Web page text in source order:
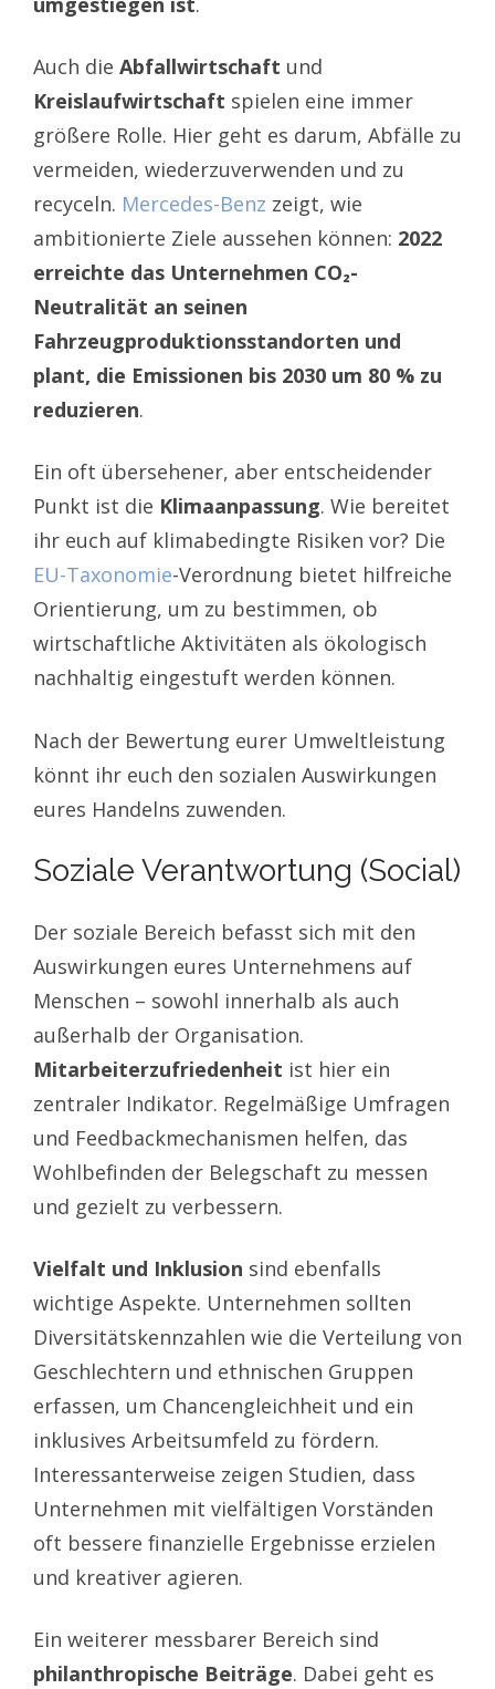
Auch die Abfallwirtschaft und
Kreislaufwirtschaft spielen eine immer
größere Rolle. Hier geht es darum, Abfälle zu
vermeiden, wiederzuverwenden und zu
recyceln. Mercedes-Benz zeigt, wie
ambitionierte Ziele aussehen können: 2022
erreichte das Unternehmen CO₂-
Neutralität an seinen
Fahrzeugproduktionsstandorten und
plant, die Emissionen bis 2030 um 80 % zu
reduzieren.
Ein oft übersehener, aber entscheidender
Punkt ist die Klimaanpassung. Wie bereitet
ihr euch auf klimabedingte Risiken vor? Die
EU-Taxonomie-Verordnung bietet hilfreiche
Orientierung, um zu bestimmen, ob
wirtschaftliche Aktivitäten als ökologisch
nachhaltig eingestuft werden können.
Nach der Bewertung eurer Umweltleistung
könnt ihr euch den sozialen Auswirkungen
eures Handelns zuwenden.
Soziale Verantwortung (Social)
Der soziale Bereich befasst sich mit den
Auswirkungen eures Unternehmens auf
Menschen – sowohl innerhalb als auch
außerhalb der Organisation.
Mitarbeiterzufriedenheit ist hier ein
zentraler Indikator. Regelmäßige Umfragen
und Feedbackmechanismen helfen, das
Wohlbefinden der Belegschaft zu messen
und gezielt zu verbessern.
Vielfalt und Inklusion sind ebenfalls
wichtige Aspekte. Unternehmen sollten
Diversitätskennzahlen wie die Verteilung von
Geschlechtern und ethnischen Gruppen
erfassen, um Chancengleichheit und ein
inklusives Arbeitsumfeld zu fördern.
Interessanterweise zeigen Studien, dass
Unternehmen mit vielfältigen Vorständen
oft bessere finanzielle Ergebnisse erzielen
und kreativer agieren.
Ein weiterer messbarer Bereich sind
philanthropische Beiträge. Dabei geht es